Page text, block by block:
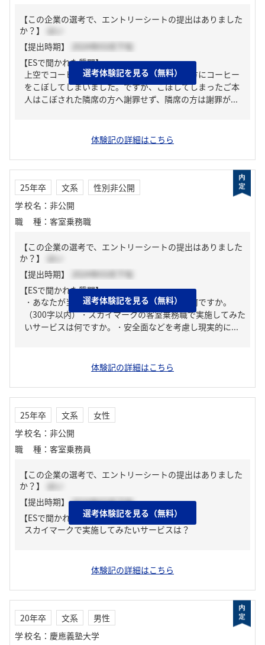
【この企業の選考で、エントリーシートの提出はありました
か？】
はい
【提出時期】
2024年03月下旬
【ESで聞かれた質問】
上空でコーヒーサービス中、お客様が隣席の方にコーヒー
をこぼしてしまいました。ですが、こぼしてしまったご本
人はこぼされた隣席の方へ謝罪せず、隣席の方は謝罪が...
体験記の詳細はこちら
選考体験記を見る（無料）
25年卒 文系
性別非公開
学校名 ： 非公開
職種 ： 客室乗務職
【この企業の選考で、エントリーシートの提出はありました
か？】
はい
【提出時期】
2024年03月下旬
【ESで聞かれた質問】
・あなたが当社の客室乗務職を目指す理由は何ですか。
（300字以内）・スカイマークの客室乗務職で実施してみた
いサービスは何ですか。・安全面などを考慮し現実的に...
体験記の詳細はこちら
選考体験記を見る（無料）
25年卒 文系
女性
学校名 ： 非公開
職種 ： 客室乗務員
【この企業の選考で、エントリーシートの提出はありました
か？】
はい
【提出時期】 2024年03月下旬
【ESで聞かれた質問】
スカイマークで実施してみたいサービスは？
体験記の詳細はこちら
選考体験記を見る（無料）
20年卒 文系
男性
学校名 ： 慶應義塾大学